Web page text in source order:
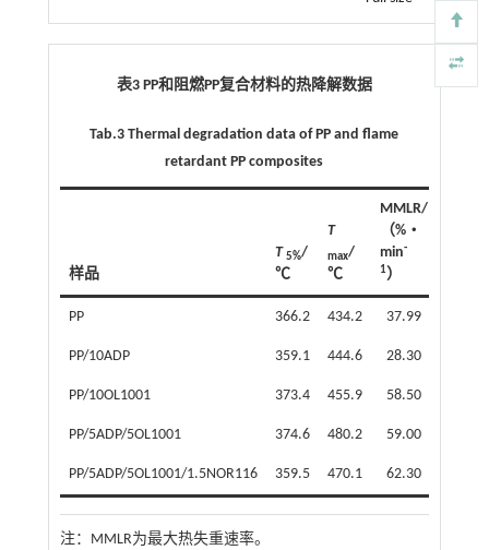
表3 PP和阻燃PP复合材料的热降解数据
Tab.3 Thermal degradation data of PP and flame
retardant PP composites
样品
T 5%/
℃
T
max/
℃
MMLR/
（%‧
min-
1）
PP 366.2 434.2 37.99
PP/10ADP 359.1 444.6 28.30
PP/10OL1001 373.4 455.9 58.50
PP/5ADP/5OL1001 374.6 480.2 59.00
PP/5ADP/5OL1001/1.5NOR116 359.5 470.1 62.30
注：MMLR为最大热失重速率。